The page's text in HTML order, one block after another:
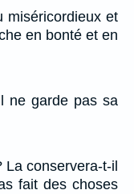
miséricordieux et
en bonté et en
ne garde pas sa
conservera-t-il
fait des choses